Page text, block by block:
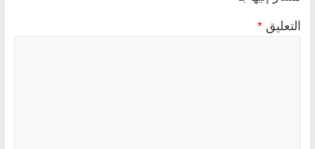
التعليق *